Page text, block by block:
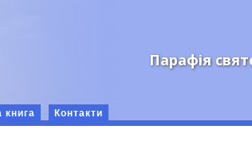
Парафія
книга Контакти